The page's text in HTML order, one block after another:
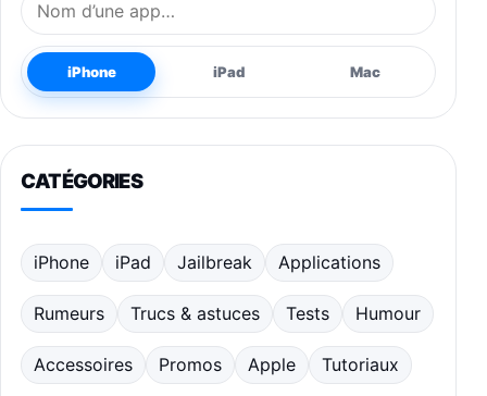
iPhone iPad Mac
CATÉGORIES
iPhone iPad Jailbreak Applications
Rumeurs Trucs & astuces Tests Humour
Accessoires Promos Apple Tutoriaux